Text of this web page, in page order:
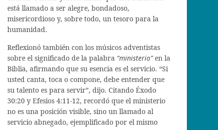
está llamado a ser alegre, bondadoso,
misericordioso y, sobre todo, un tesoro para la
humanidad.
Reflexionó también con los músicos adventistas
sobre el significado de la palabra “ministerio”en la
Biblia, afirmando que su esencia es el servicio. “Si
usted canta, toca o compone, debe entender que
su talento es para servir”, dijo. Citando Éxodo
30:20 y Efesios 4:11-12, recordó que el ministerio
no es una posición visible, sino un llamado al
servicio abnegado, ejemplificado por el mismo